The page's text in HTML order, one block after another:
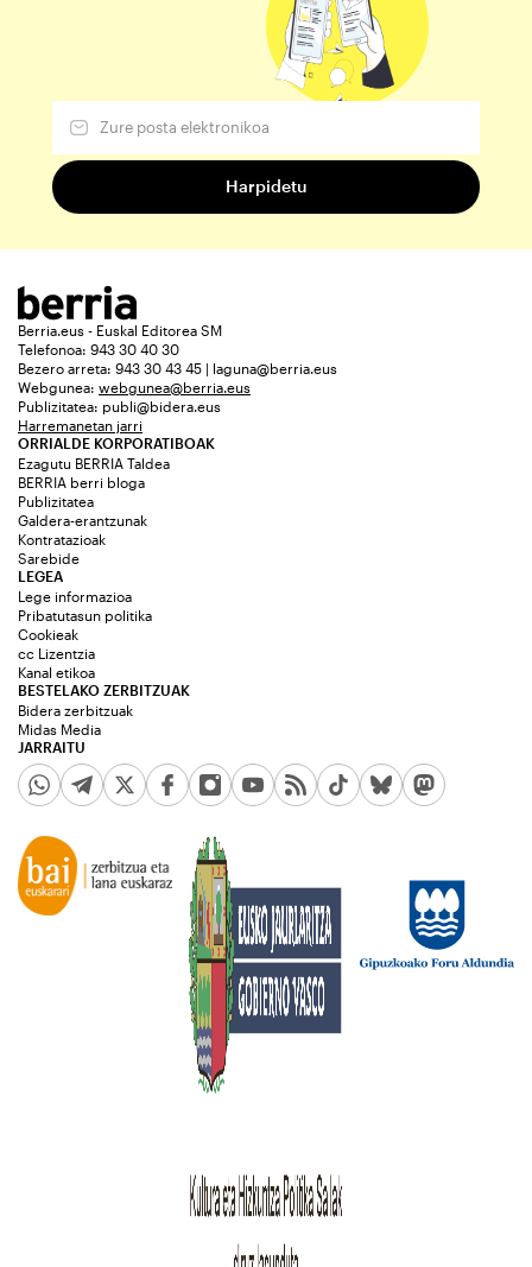
Berria.eus - Euskal Editorea SM
Telefonoa: 943 30 40 30
Bezero arreta: 943 30 43 45 | laguna@berria.eus
Webgunea: webgunea@berria.eus
Publizitatea: publi@bidera.eus
Harremanetan jarri
ORRIALDE KORPORATIBOAK
Ezagutu BERRIA Taldea
BERRIA berri bloga
Publizitatea
Galdera-erantzunak
Kontratazioak
Sarebide
JARRAITU
LEGEA
Lege informazioa
Pribatutasun politika
Cookieak
cc Lizentzia
Kanal etikoa
BESTELAKO ZERBITZUAK
Bidera zerbitzuak
Midas Media